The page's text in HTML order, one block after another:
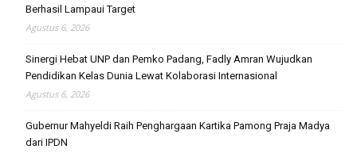
Berhasil Lampaui Target
Agustus 6, 2026
Sinergi Hebat UNP dan Pemko Padang, Fadly Amran Wujudkan
Pendidikan Kelas Dunia Lewat Kolaborasi Internasional
Agustus 6, 2026
Gubernur Mahyeldi Raih Penghargaan Kartika Pamong Praja Madya
dari IPDN